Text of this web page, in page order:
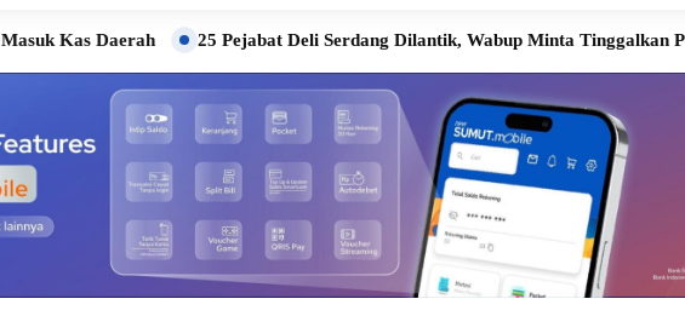
25 Pejabat Deli Serdang Dilantik, Wabup Minta Tinggalkan Pola Birokrasi Lama